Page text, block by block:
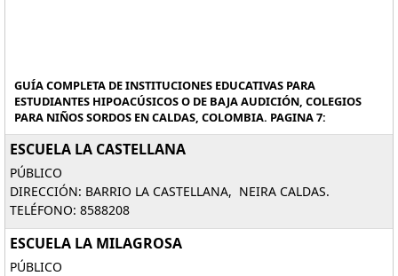
GUÍA COMPLETA DE INSTITUCIONES EDUCATIVAS PARA
ESTUDIANTES HIPOACÚSICOS O DE BAJA AUDICIÓN, COLEGIOS
PARA NIÑOS SORDOS EN CALDAS, COLOMBIA. PAGINA 7:
ESCUELA LA CASTELLANA
PÚBLICO
DIRECCIÓN: BARRIO LA CASTELLANA, NEIRA CALDAS.
TELÉFONO: 8588208
ESCUELA LA MILAGROSA
PÚBLICO